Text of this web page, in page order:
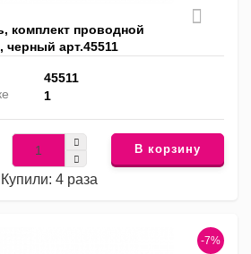
комплект проводной
черный арт.45511
45511
1
Купили: 4 раза
В корзину
-7%